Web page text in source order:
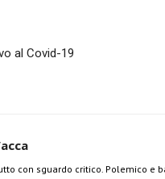
al Covid-19
con sguardo critico. Polemico e